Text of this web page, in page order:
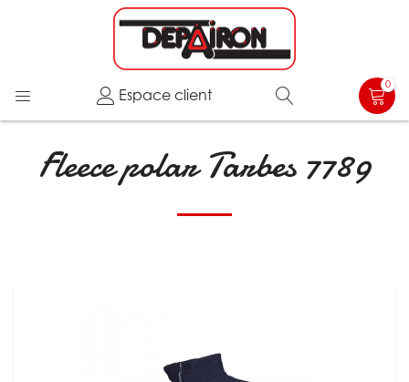
Espace client
0
Fleece polar Tarbes 7789